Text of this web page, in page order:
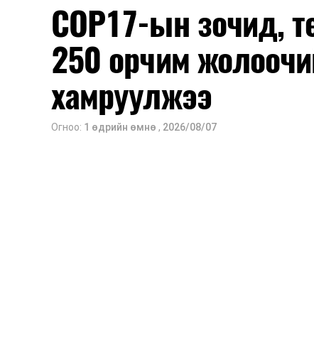
COP17-ын зочид,
250 орчим
хамруулжээ
Огноо: 1 өдрийн өмнө , 2026/08/07